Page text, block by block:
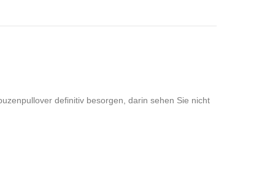
definitiv besorgen, darin sehen Sie nicht